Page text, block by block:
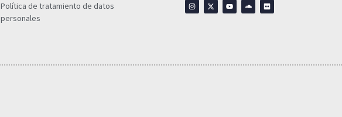
Política de tratamiento de datos
personales